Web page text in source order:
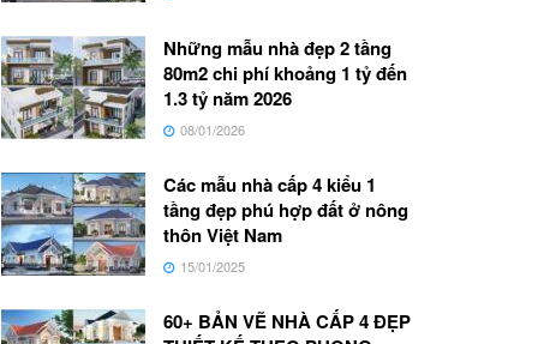
Những mẫu nhà đẹp 2 tầng
80m2 chi phí khoảng 1 tỷ đến
1.3 tỷ năm 2026
08/01/2026
Các mẫu nhà cấp 4 kiểu 1
tầng đẹp phú hợp đất ở nông
thôn Việt Nam
15/01/2025
60+ BẢN VẼ NHÀ CẤP 4 ĐẸP